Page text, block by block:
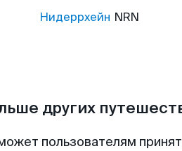
Нидеррхейн NRN
других
пользователям